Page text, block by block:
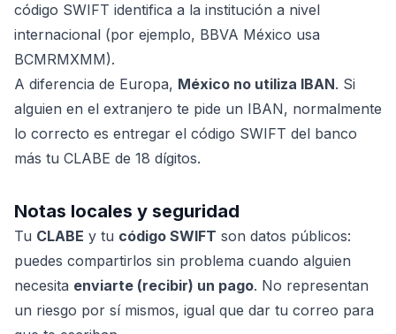
código SWIFT identifica a la institución a nivel
internacional (por ejemplo, BBVA México usa
BCMRMXMM).
A diferencia de Europa, México no utiliza IBAN. Si
alguien en el extranjero te pide un IBAN, normalmente
lo correcto es entregar el código SWIFT del banco
más tu CLABE de 18 dígitos.
Notas locales y seguridad
Tu CLABE y tu código SWIFT son datos públicos:
puedes compartirlos sin problema cuando alguien
necesita enviarte (recibir) un pago. No representan
un riesgo por sí mismos, igual que dar tu correo para